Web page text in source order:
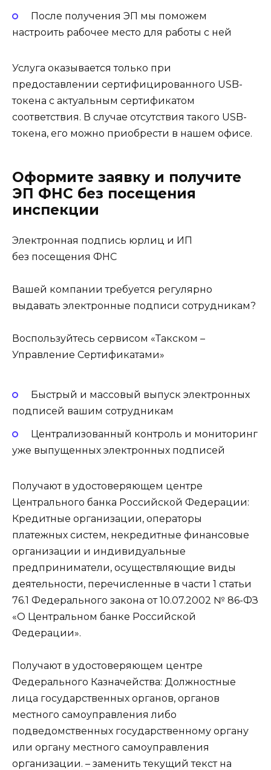
После получения ЭП мы поможем
настроить рабочее место для работы с ней
Услуга оказывается только при
предоставлении сертифицированного USB-
токена с актуальным сертификатом
соответствия. В случае отсутствия такого USB-
токена, его можно приобрести в нашем офисе.
Оформите заявку и получите
ЭП ФНС без посещения
инспекции
Электронная подпись юрлиц и ИП
без посещения ФНС
Вашей компании требуется регулярно
выдавать электронные подписи сотрудникам?
Воспользуйтесь сервисом «Такском –
Управление Сертификатами»
Быстрый и массовый выпуск электронных
подписей вашим сотрудникам
Централизованный контроль и мониторинг
уже выпущенных электронных подписей
Получают в удостоверяющем центре
Центрального банка Российской Федерации:
Кредитные организации, операторы
платежных систем, некредитные финансовые
организации и индивидуальные
предприниматели, осуществляющие виды
деятельности, перечисленные в части 1 статьи
76.1 Федерального закона от 10.07.2002 № 86-ФЗ
«О Центральном банке Российской
Федерации».
Получают в удостоверяющем центре
Федерального Казначейства: Должностные
лица государственных органов, органов
местного самоуправления либо
подведомственных государственному органу
или органу местного самоуправления
организации. – заменить текущий текст на